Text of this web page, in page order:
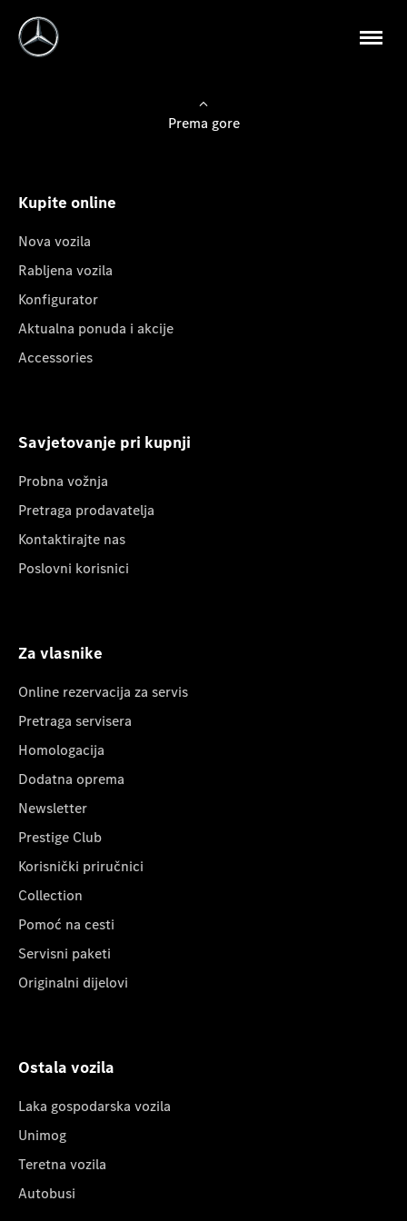
Prema gore
Kupite online
Nova vozila
Rabljena vozila
Konfigurator
Aktualna ponuda i akcije
Accessories
Savjetovanje pri kupnji
Probna vožnja
Pretraga prodavatelja
Kontaktirajte nas
Poslovni korisnici
Za vlasnike
Online rezervacija za servis
Pretraga servisera
Homologacija
Dodatna oprema
Newsletter
Prestige Club
Korisnički priručnici
Collection
Pomoć na cesti
Servisni paketi
Originalni dijelovi
Ostala vozila
Laka gospodarska vozila
Unimog
Teretna vozila
Autobusi